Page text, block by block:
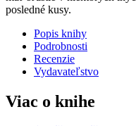
posledné kusy.
Popis knihy
Podrobnosti
Recenzie
Vydavateľstvo
Viac o knihe